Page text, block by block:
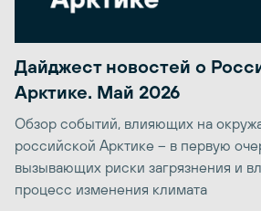
Дайджест новостей о
Арктике. Май 2026
Обзор событий, влияющих на
российской Арктике – в первую
вызывающих риски загрязнения и
процесс изменения климата